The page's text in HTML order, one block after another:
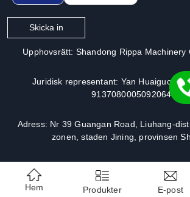
Skicka in
Upphovsrätt: Shandong Rippa Machinery
Juridisk representant: Yan Huaiguo |
913708000509206491
Adress: Nr 39 Guangan Road, Liuhang-
zonen, staden Jining, provinsen
Hem Produkter E-post